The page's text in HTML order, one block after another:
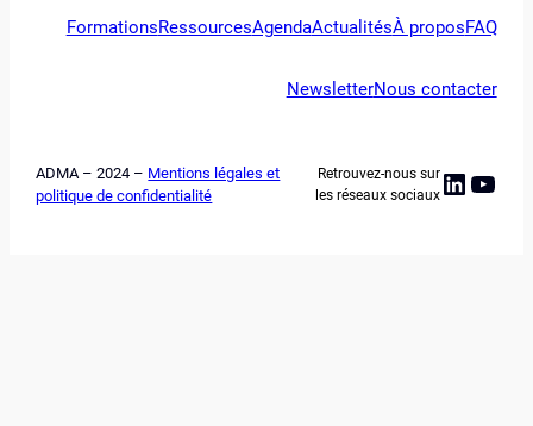
FormationsRessourcesAgendaActualitésÀ proposFAQ
NewsletterNous contacter
ADMA – 2024 – Mentions légales et
politique de confidentialité
Retrouvez-nous sur
les réseaux sociaux